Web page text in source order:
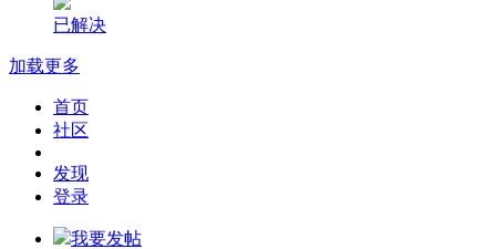
已解决
加载更多
首页
社区
发现
登录
我要发帖